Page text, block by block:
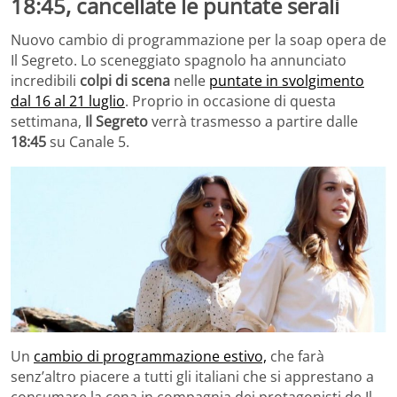
18:45, cancellate le puntate serali
Nuovo cambio di programmazione per la soap opera de
Il Segreto. Lo sceneggiato spagnolo ha annunciato
incredibili colpi di scena nelle puntate in svolgimento
dal 16 al 21 luglio. Proprio in occasione di questa
settimana, Il Segretoverrà trasmesso a partire dalle
18:45su Canale 5.
Un cambio di programmazione estivo, che farà
senz’altro piacere a tutti gli italiani che si apprestano a